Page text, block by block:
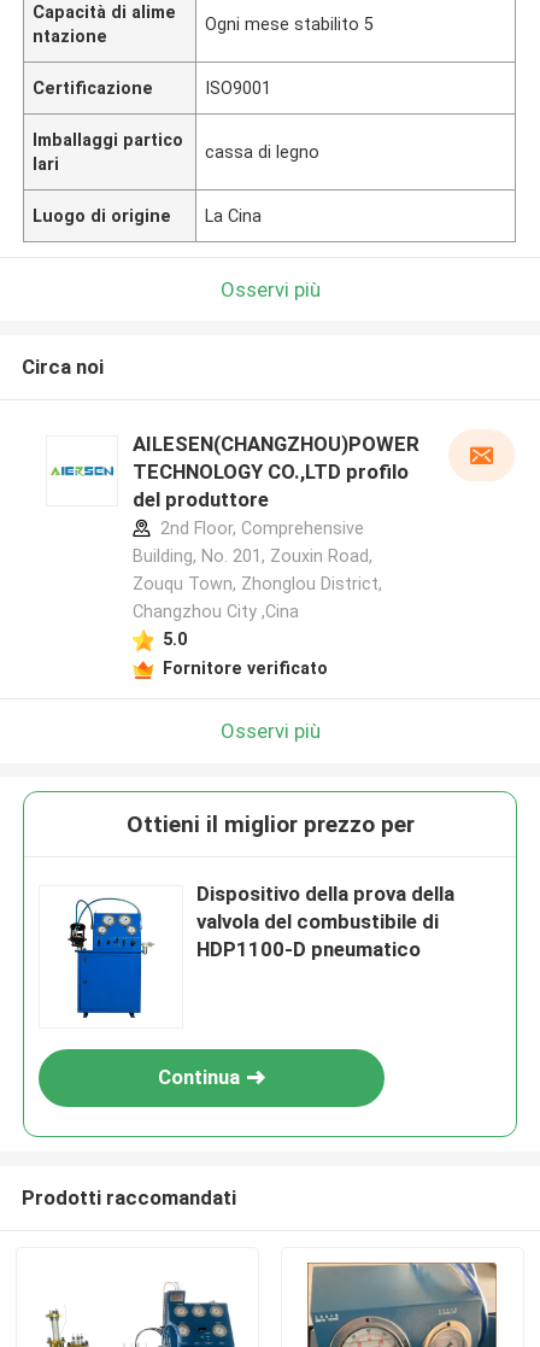
Capacità di alime
ntazione
Ogni mese stabilito 5
Certificazione ISO9001
Imballaggi partico
lari
cassa di legno
Luogo di origine La Cina
Osservi più
Circa noi
AILESEN(CHANGZHOU)POWER
TECHNOLOGY CO.,LTD profilo
del produttore
2nd Floor, Comprehensive
Building, No. 201, Zouxin Road,
Zouqu Town, Zhonglou District,
Changzhou City ,Cina
5.0
Fornitore verificato
Osservi più
Ottieni il miglior prezzo per
Dispositivo della prova della
valvola del combustibile di
HDP1100-D pneumatico
Continua
Prodotti raccomandati